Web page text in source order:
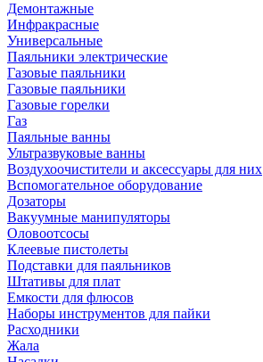
Демонтажные
Инфракрасные
Универсальные
Паяльники электрические
Газовые паяльники
Газовые паяльники
Газовые горелки
Газ
Паяльные ванны
Ультразвуковые ванны
Воздухоочистители и аксессуары для них
Вспомогательное оборудование
Дозаторы
Вакуумные манипуляторы
Оловоотсосы
Клеевые пистолеты
Подставки для паяльников
Штативы для плат
Емкости для флюсов
Наборы инструментов для пайки
Расходники
Жала